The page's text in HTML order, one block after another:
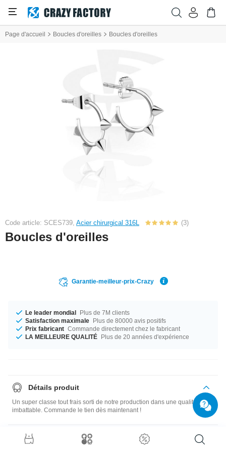
Page d'accueil Boucles d'oreilles Boucles d'oreilles
Code article: SCES739, Acier chirurgical 316L (3)
Boucles d'oreilles
Garantie-meilleur-prix-Crazy
Le leader mondial Plus de 7M clients
Satisfaction maximale Plus de 80000 avis positifs
Prix fabricant Commande directement chez le fabricant
LA MEILLEURE QUALITÉ Plus de 20 années d'expérience
Détails produit
Un super classe tout frais sorti de notre production dans une qualité
imbattable. Commande le tien dès maintenant !
Guide des tailles